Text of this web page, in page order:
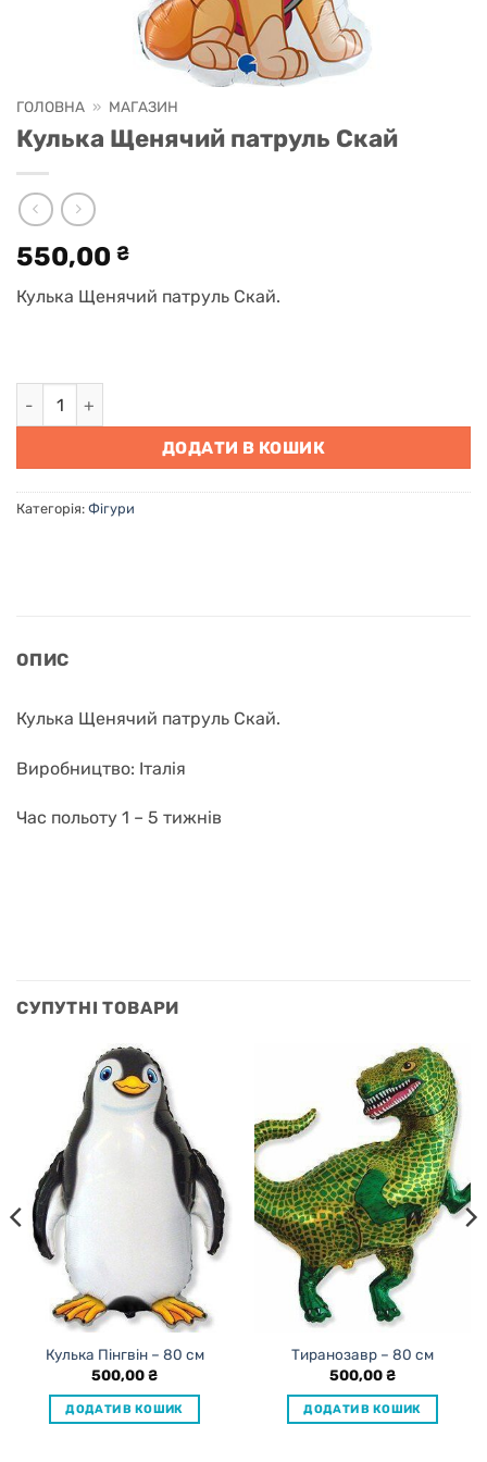
ГОЛОВНА » МАГАЗИН
Кулька Щенячий патруль Скай
550,00 ₴
Кулька Щенячий патруль Скай.
Кулька Щенячий патруль Скай кількість
ДОДАТИ В КОШИК
Категорія: Фігури
ОПИС
Кулька Щенячий патруль Скай.
Виробництво: Італія
Час польоту 1 – 5 тижнів
СУПУТНІ ТОВАРИ
Кулька Пінгвін – 80 см
500,00₴
ДОДАТИ В КОШИК
Тиранозавр – 80 см
500,00₴
ДОДАТИ В КОШИК